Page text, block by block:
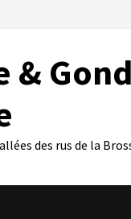
&
des rus de la